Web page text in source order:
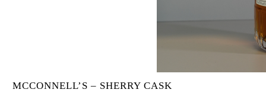
MCCONNELL’S – SHERRY CASK